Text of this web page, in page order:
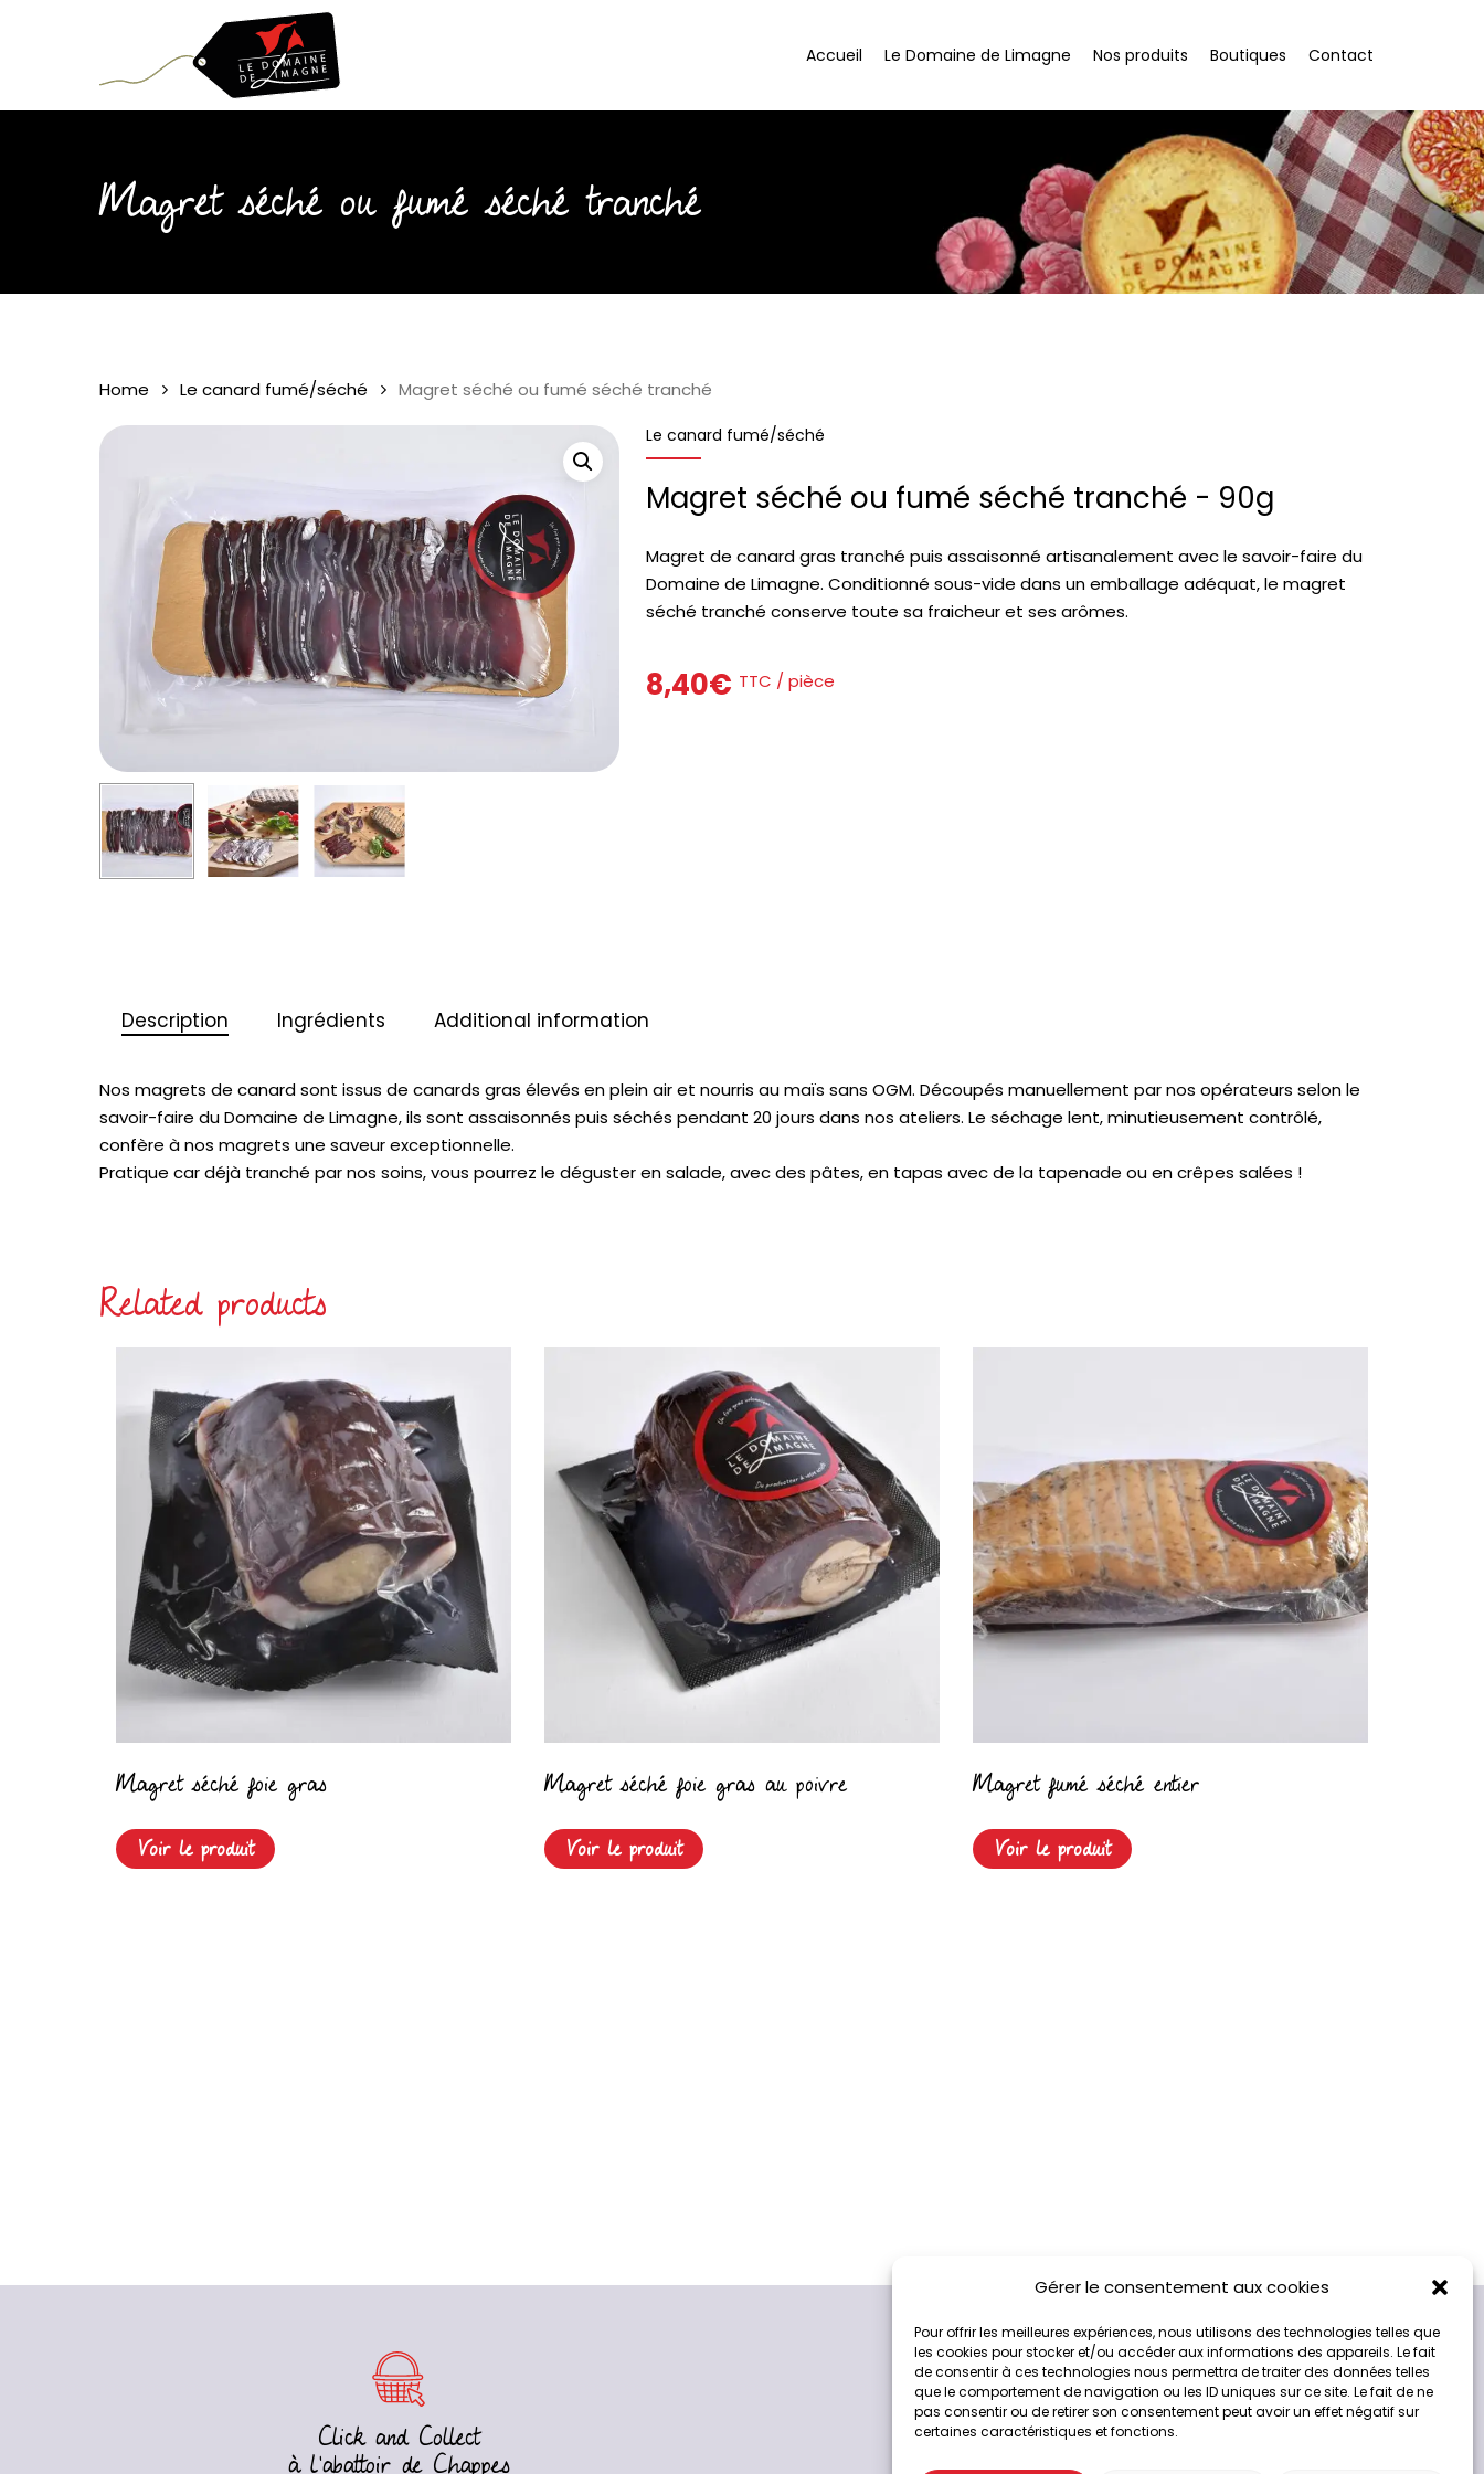
Gérer le consentement aux cookies
Pour offrir les meilleures expériences, nous utilisons des technologies telles que
les cookies pour stocker et/ou accéder aux informations des appareils. Le fait
de consentir à ces technologies nous permettra de traiter des données telles
que le comportement de navigation ou les ID uniques sur ce site. Le fait de ne
pas consentir ou de retirer son consentement peut avoir un effet négatif sur
certaines caractéristiques et fonctions.
Accueil Le Domaine de Limagne Nos produits Boutiques Contact
Magret séché ou fumé séché tranché
Home Le canard fumé/séché Magret séché ou fumé séché tranché
Le canard fumé/séché
Magret séché ou fumé séché tranché - 90g
Magret de canard gras tranché puis assaisonné artisanalement avec le savoir-faire du
Domaine de Limagne. Conditionné sous-vide dans un emballage adéquat, le magret
séché tranché conserve toute sa fraicheur et ses arômes.
8,40€ TTC / pièce
Description Ingrédients Additional information
Nos magrets de canard sont issus de canards gras élevés en plein air et nourris au maïs sans OGM. Découpés manuellement par nos opérateurs selon le
savoir-faire du Domaine de Limagne, ils sont assaisonnés puis séchés pendant 20 jours dans nos ateliers. Le séchage lent, minutieusement contrôlé,
confère à nos magrets une saveur exceptionnelle.
Pratique car déjà tranché par nos soins, vous pourrez le déguster en salade, avec des pâtes, en tapas avec de la tapenade ou en crêpes salées !
Related products
Magret séché foie gras
Voir le produit
Magret séché foie gras au poivre
Voir le produit
Magret fumé séché entier
Voir le produit
Click and Collect
à l’abattoir de Chappes
Service client
04 73 33 42 00 de 8h00 à 19h00